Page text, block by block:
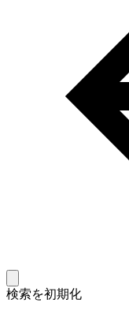
検索を初期化